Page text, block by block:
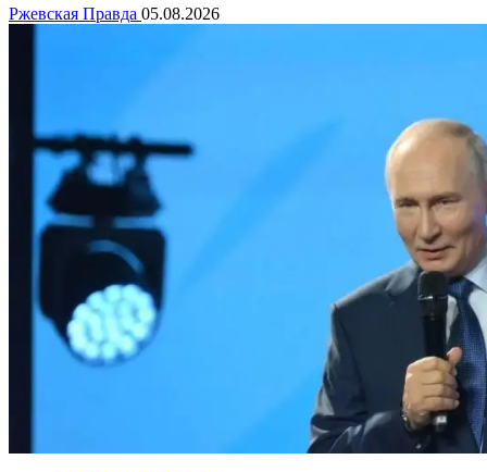
Ржевская Правда 05.08.2026